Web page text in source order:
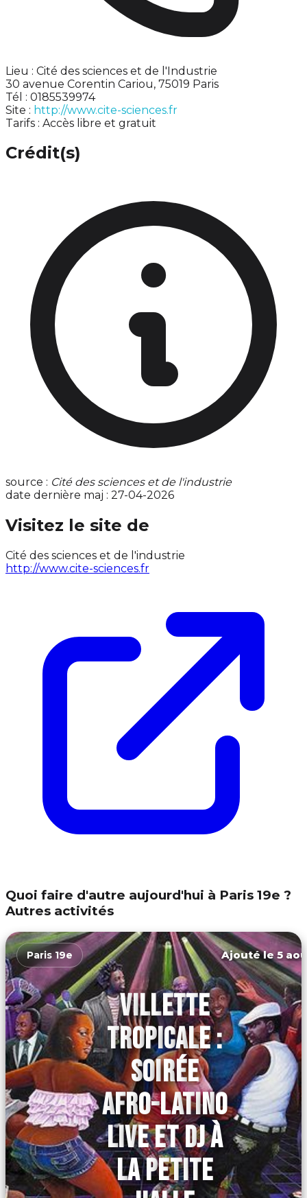
Lieu : Cité des sciences et de l'Industrie
30 avenue Corentin Cariou, 75019 Paris
Tél : 0185539974
Site : http://www.cite-sciences.fr
Tarifs : Accès libre et gratuit
Crédit(s)
source : Cité des sciences et de l'industrie
date dernière maj : 27-04-2026
Visitez le site de
Cité des sciences et de l'industrie
http://www.cite-sciences.fr
Quoi faire d'autre aujourd'hui à Paris 19e ?
Autres activités
Paris 19e Ajouté le 5
VILLETTE
TROPICALE :
SOIRÉE
AFRO-LATINO
LIVE ET DJ À
LA PETITE